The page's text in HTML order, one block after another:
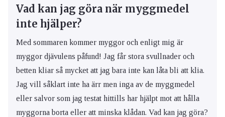
Vad kan jag göra när myggmedel
inte hjälper?
Med sommaren kommer myggor och enligt mig är
myggor djävulens påfund! Jag får stora svullnader och
betten kliar så mycket att jag bara inte kan låta bli att klia.
Jag vill såklart inte ha ärr men inga av de myggmedel
eller salvor som jag testat hittills har hjälpt mot att hålla
myggorna borta eller att minska klådan. Vad kan jag göra?